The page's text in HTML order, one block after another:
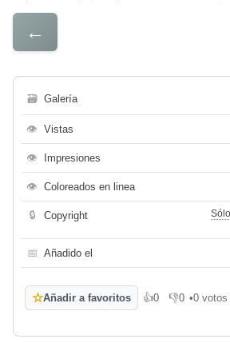
←
🗃 Galería
👁 Vistas
👁 Impresiones
👁 Coloreados en linea
🔒 Copyright
📅 Añadido el
☆Añadir a favoritos 👍0
Me gusta
👎0
No me gusta
•0 votos